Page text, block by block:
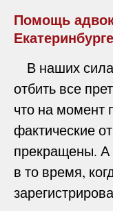
Помощь
Екатеринбурге
В наших
отбить все
что на момент
фактические
прекращены. А
в то время,